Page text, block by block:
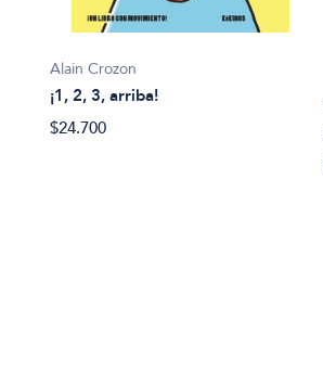
Alain Crozon
¡1, 2, 3, arriba!
$24.700